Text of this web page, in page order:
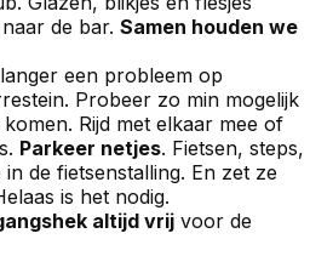
de bar.Samen houden we
een probleem op
Probeer zo min mogelijk
Rijd met elkaar mee of
Parkeer netjes. Fietsen, steps,
de fietsenstalling. En zet ze
is het nodig.
altijd vrij voor de